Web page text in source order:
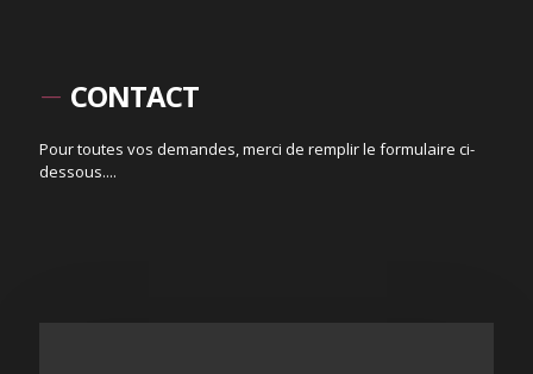
CONTACT
Pour toutes vos demandes, merci de remplir le formulaire ci-
dessous....